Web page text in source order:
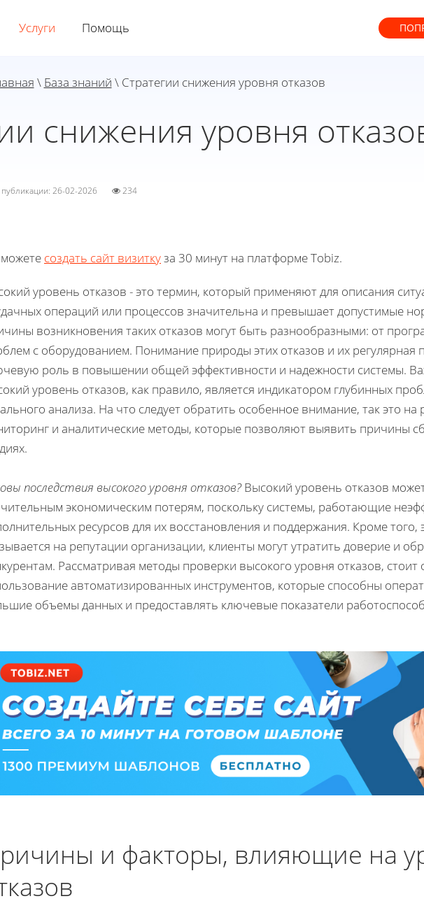
Услуги Помощь
\ База знаний \ Стратегии снижения уровня отказов
снижения уровня
публикации: 26-02-2026 234
создать сайт визиткуза 30 минут на платформе Tobiz.
уровень отказов - это термин, который применяют для описания
операций или процессов значительна и превышает допустимые
возникновения таких отказов могут быть разнообразными: от
с оборудованием. Понимание природы этих отказов и их регулярная
роль в повышении общей эффективности и надежности системы.
уровень отказов, как правило, является индикатором глубинных
анализа. На что следует обратить особенное внимание, так это на
и аналитические методы, которые позволяют выявить причины
последствия высокого уровня отказов?Высокий уровень отказов
экономическим потерям, поскольку системы, работающие
ресурсов для их восстановления и поддержания. Кроме того,
на репутации организации, клиенты могут утратить доверие и
Рассматривая методы проверки высокого уровня отказов, стоит
автоматизированных инструментов, которые способны
объемы данных и предоставлять ключевые показатели
и факторы, влияющие на